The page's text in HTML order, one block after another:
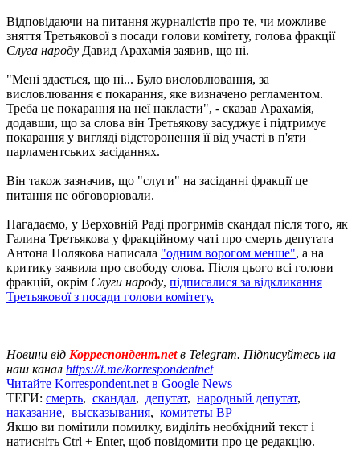
Відповідаючи на питання журналістів про те, чи можливе
зняття Третьякової з посади голови комітету, голова фракції
Слуга народу Давид Арахамія заявив, що ні.
"Мені здається, що ні... Було висловлювання, за
висловлювання є покарання, яке визначено регламентом.
Треба це покарання на неї накласти", - сказав Арахамія,
додавши, що за слова він Третьякову засуджує і підтримує
покарання у вигляді відсторонення її від участі в п'яти
парламентських засіданнях.
Він також зазначив, що "слуги" на засіданні фракції це
питання не обговорювали.
Нагадаємо, у Верховній Раді прогримів скандал після того, як
Галина Третьякова у фракційному чаті про смерть депутата
Антона Полякова написала "одним ворогом менше", а на
критику заявила про свободу слова. Після цього всі голови
фракцій, окрім Слуги народу, підписалися за відкликання
Третьякової з посади голови комітету.
Новини від Корреспондент.netв Telegram. Підписуйтесь на
наш канал https://t.me/korrespondentnet
Читайте Korrespondent.net в Google News
ТЕГИ: смерть, скандал, депутат, народный депутат,
наказание, высказывания, комитеты ВР
Якщо ви помітили помилку, виділіть необхідний текст і
натисніть Ctrl + Enter, щоб повідомити про це редакцію.